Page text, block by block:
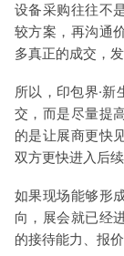
设备采购往往不
较方案，再沟通
多真正的成交，
所以，印包界·新
交，而是尽量提
的是让展商更快
双方更快进入后续
如果现场能够形
向，展会就已经
的接待能力、报